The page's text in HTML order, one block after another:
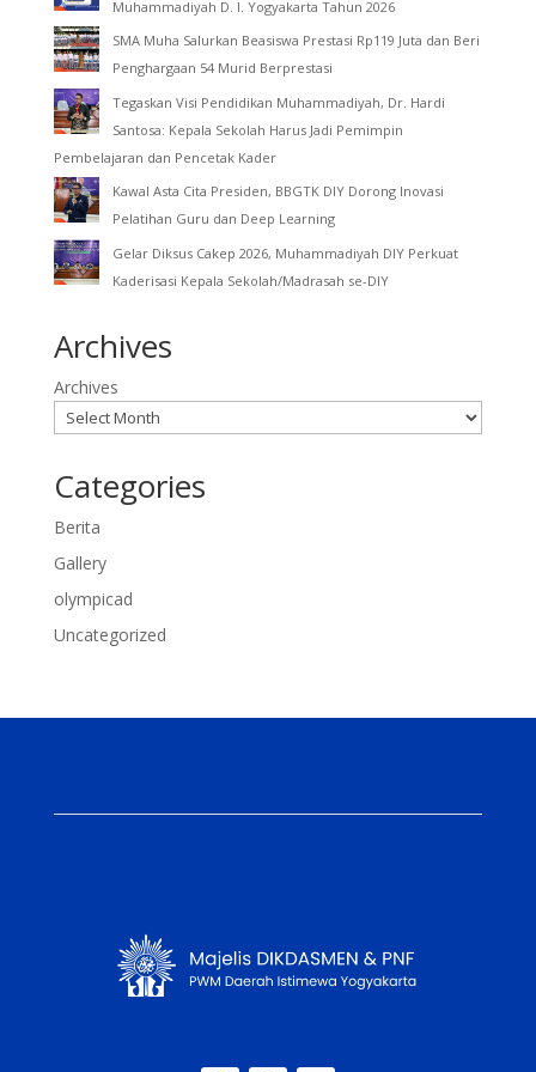
Muhammadiyah D. I. Yogyakarta Tahun 2026
SMA Muha Salurkan Beasiswa Prestasi Rp119 Juta dan Beri
Penghargaan 54 Murid Berprestasi
Tegaskan Visi Pendidikan Muhammadiyah, Dr. Hardi
Santosa: Kepala Sekolah Harus Jadi Pemimpin
Pembelajaran dan Pencetak Kader
Kawal Asta Cita Presiden, BBGTK DIY Dorong Inovasi
Pelatihan Guru dan Deep Learning
Gelar Diksus Cakep 2026, Muhammadiyah DIY Perkuat
Kaderisasi Kepala Sekolah/Madrasah se-DIY
Archives
Archives
Categories
Berita
Gallery
olympicad
Uncategorized